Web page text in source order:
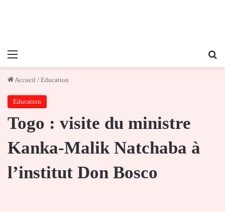
Menu
Accueil / Education
Education
Togo : visite du ministre
Kanka-Malik Natchaba à
l’institut Don Bosco